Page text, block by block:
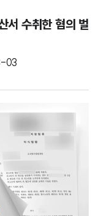
서 수취한 혐의 벌
03